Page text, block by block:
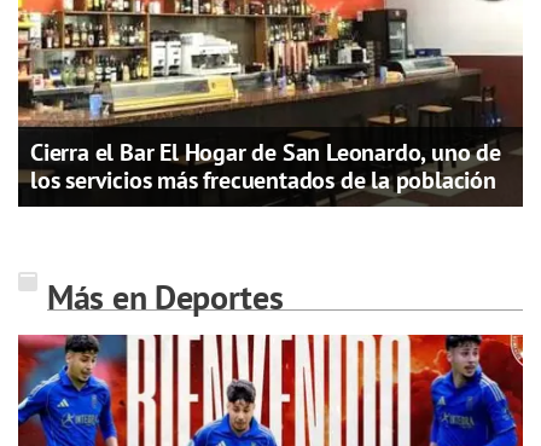
Cierra el Bar El Hogar de San Leonardo, uno de
los servicios más frecuentados de la población
Más en Deportes